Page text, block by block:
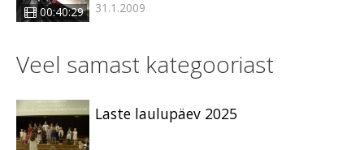
00:40:29 31.1.2009
Veel samast kategooriast
Laste laulupäev 2025